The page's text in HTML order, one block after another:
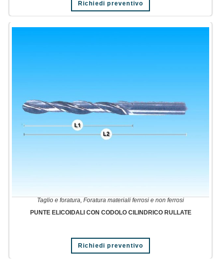
Richiedi preventivo
Taglio e foratura, Foratura materiali ferrosi e non ferrosi
PUNTE ELICOIDALI CON CODOLO CILINDRICO RULLATE
Richiedi preventivo